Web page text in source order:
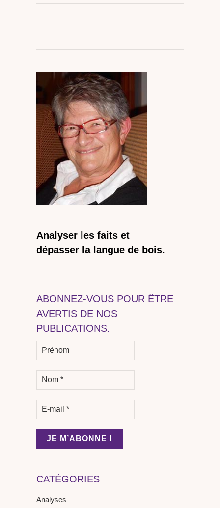
Analyser les faits et
dépasser la langue de bois.
ABONNEZ-VOUS POUR ÊTRE
AVERTIS DE NOS
PUBLICATIONS.
CATÉGORIES
Analyses